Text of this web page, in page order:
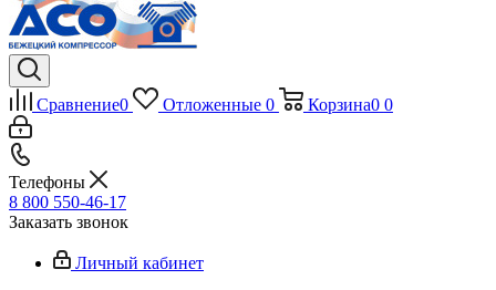
Сравнение0 Отложенные 0 Корзина0 0
Телефоны
8 800 550-46-17
Заказать звонок
Личный кабинет